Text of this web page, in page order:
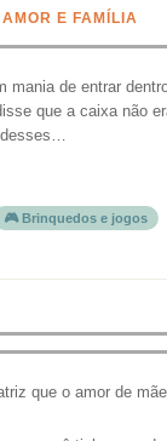
E FAMÍLIA
mania de entrar
que a caixa não
🎮 Brinquedos e jogos
que o amor de